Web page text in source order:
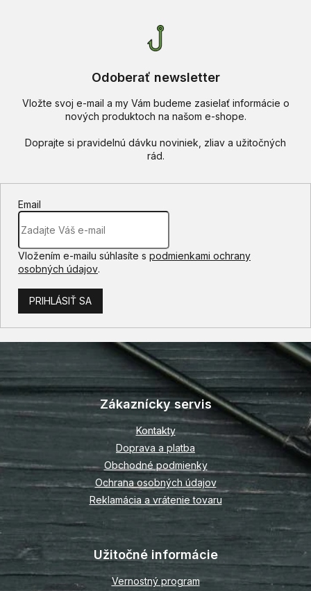
s
u
Odoberať newsletter
Vložte svoj e-mail a my Vám budeme zasielať informácie o
nových produktoch na našom e-shope.
Email
Vložením e-mailu súhlasíte s podmienkami ochrany
osobných údajov.
PRIHLÁSIŤ SA
Z
á
p
ä
e
Zákaznícky servis
Kontakty
Doprava a platba
Obchodné podmienky
Ochrana osobných údajov
Reklamácia a vrátenie tovaru
Užitočné informácie
Vernostný program